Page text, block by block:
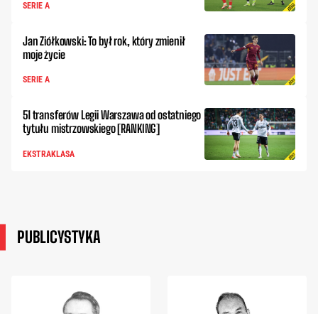
SERIE A
Jan Ziółkowski: To był rok, który zmienił
moje życie
SERIE A
51 transferów Legii Warszawa od ostatniego
tytułu mistrzowskiego [RANKING]
EKSTRAKLASA
PUBLICYSTYKA